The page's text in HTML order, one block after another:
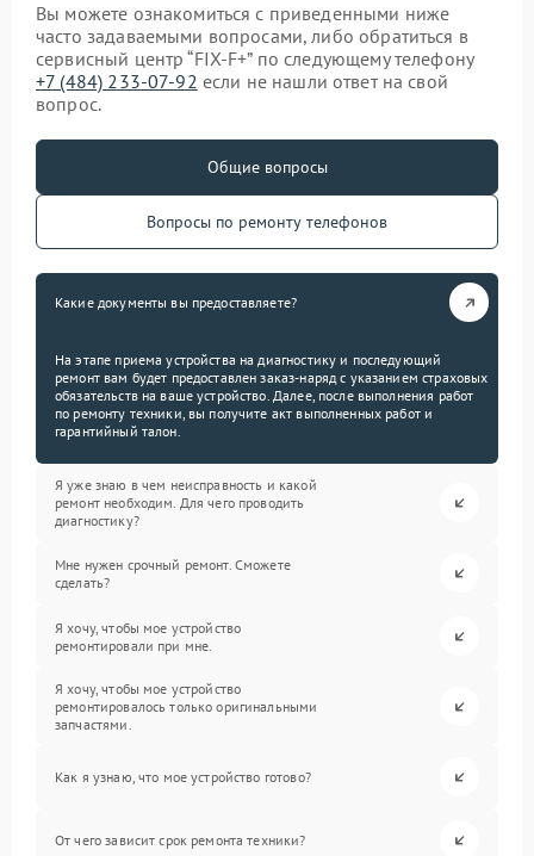
Вы можете ознакомиться с приведенными ниже
часто задаваемыми вопросами, либо обратиться в
сервисный центр “FIX-F+” по следующему телефону
+7 (484) 233-07-92 если не нашли ответ на свой
вопрос.
Общие вопросы
Вопросы по ремонту телефонов
Какие документы вы предоставляете?
На этапе приема устройства на диагностику и последующий
ремонт вам будет предоставлен заказ-наряд с указанием страховых
обязательств на ваше устройство. Далее, после выполнения работ
по ремонту техники, вы получите акт выполненных работ и
гарантийный талон.
Я уже знаю в чем неисправность и какой
ремонт необходим. Для чего проводить
диагностику?
Мне нужен срочный ремонт. Сможете
сделать?
Я хочу, чтобы мое устройство
ремонтировали при мне.
Я хочу, чтобы мое устройство
ремонтировалось только оригинальными
запчастями.
Как я узнаю, что мое устройство готово?
От чего зависит срок ремонта техники?